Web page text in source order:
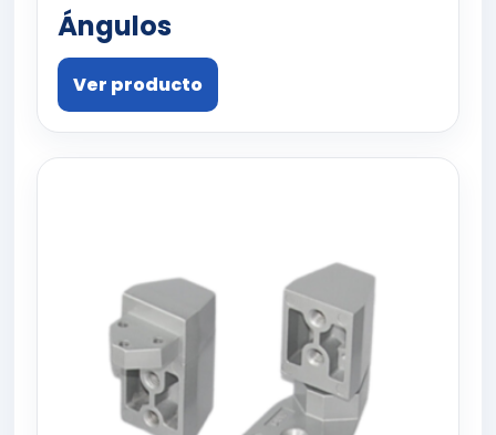
Ángulos
Ver producto